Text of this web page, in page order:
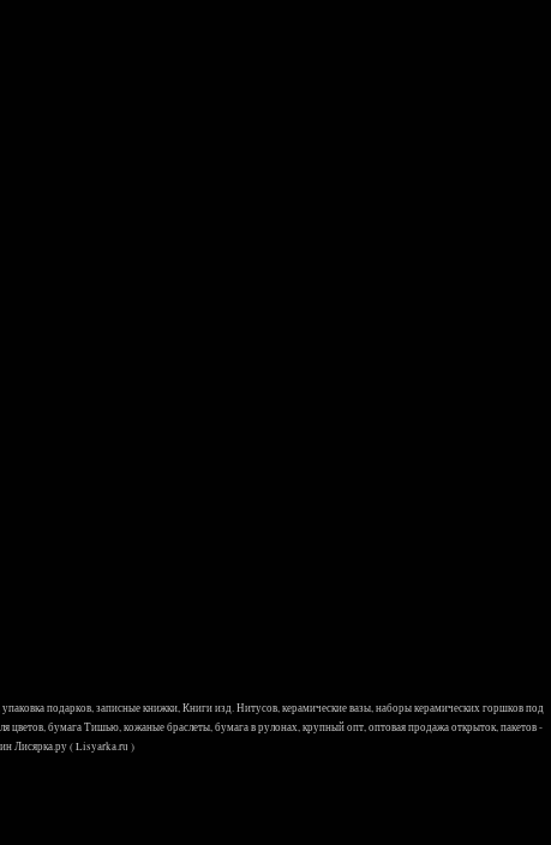
подарков, записные книжки, Книги изд. Нитусов, керамические вазы, наборы керамических горшков под
бумага Тишью, кожаные браслеты, бумага в рулонах, крупный опт, оптовая продажа открыток, пакетов -
Лисярка.ру ( Lisyarka.ru )